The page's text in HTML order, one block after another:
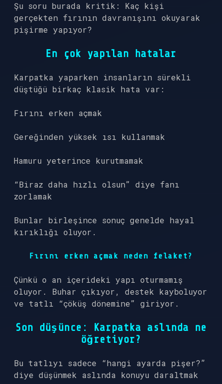
Şu soru burada kritik: Kaç kişi
gerçekten fırının davranışını okuyarak
pişirme yapıyor?
En çok yapılan hatalar
Karpatka yaparken insanların sürekli
düştüğü birkaç klasik hata var:
Fırını erken açmak
Gereğinden yüksek ısı kullanmak
Hamuru yeterince kurutmamak
“Biraz daha hızlı olsun” diye fanı
zorlamak
Bunlar birleşince sonuç genelde hayal
kırıklığı oluyor.
Fırını erken açmak neden felaket?
Çünkü o an içerideki yapı oturmamış
oluyor. Buhar çıkıyor, destek kayboluyor
ve tatlı “çöküş dönemine” giriyor.
Son düşünce: Karpatka aslında ne
öğretiyor?
Bu tatlıyı sadece “hangi ayarda pişer?”
diye düşünmek aslında konuyu daraltmak